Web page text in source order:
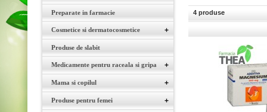
4 produse
Preparate in farmacie
Cosmetice si dermatocosmetice +
Produse de slabit
Medicamente pentru raceala si gripa +
Mama si copilul +
Produse pentru femei +